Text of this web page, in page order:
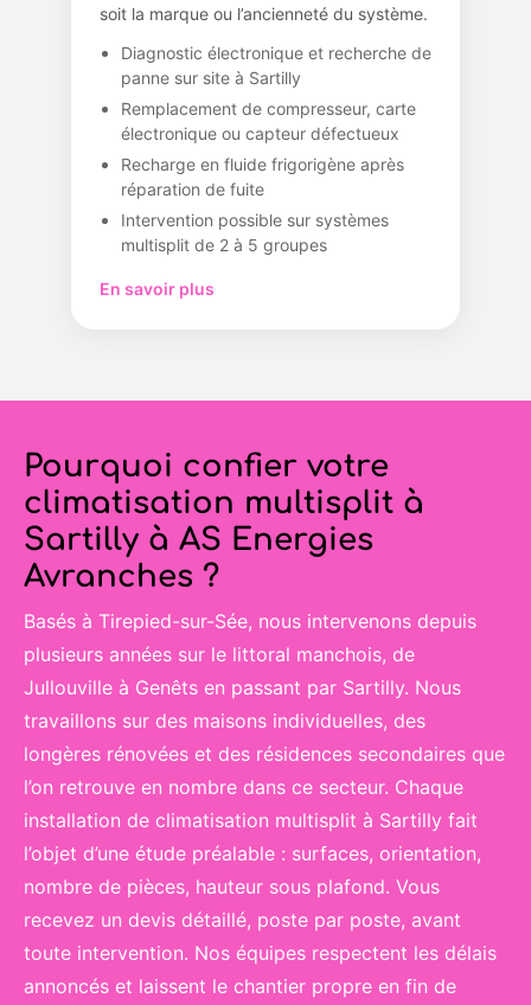
soit la marque ou l’ancienneté du système.
Diagnostic électronique et recherche de
panne sur site à Sartilly
Remplacement de compresseur, carte
électronique ou capteur défectueux
Recharge en fluide frigorigène après
réparation de fuite
Intervention possible sur systèmes
multisplit de 2 à 5 groupes
En savoir plus
Pourquoi confier votre
climatisation multisplit à
Sartilly à AS Energies
Avranches ?
Basés à Tirepied-sur-Sée, nous intervenons depuis
plusieurs années sur le littoral manchois, de
Jullouville à Genêts en passant par Sartilly. Nous
travaillons sur des maisons individuelles, des
longères rénovées et des résidences secondaires que
l’on retrouve en nombre dans ce secteur. Chaque
installation de climatisation multisplit à Sartilly fait
l’objet d’une étude préalable : surfaces, orientation,
nombre de pièces, hauteur sous plafond. Vous
recevez un devis détaillé, poste par poste, avant
toute intervention. Nos équipes respectent les délais
annoncés et laissent le chantier propre en fin de